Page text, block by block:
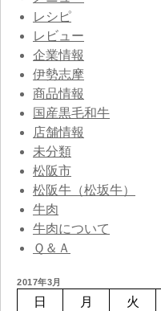
レシピ
レビュー
企業情報
伊勢志摩
商品情報
国産黒毛和牛
店舗情報
未分類
松阪市
松阪牛（松坂牛）
牛肉
牛肉について
Ｑ＆Ａ
2017年3月
日 月 火